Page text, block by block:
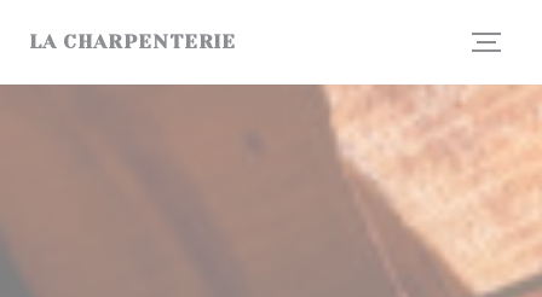
LA CHARPENTERIE